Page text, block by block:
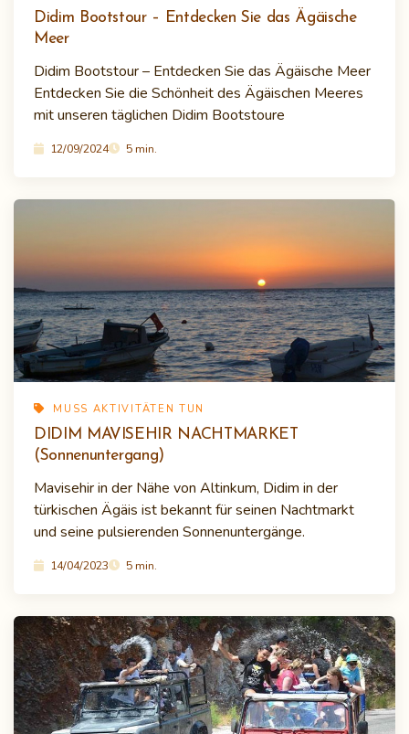
Didim Bootstour – Entdecken Sie das Ägäische
Meer
Didim Bootstour – Entdecken Sie das Ägäische Meer
Entdecken Sie die Schönheit des Ägäischen Meeres
mit unseren täglichen Didim Bootstoure
12/09/2024 5 min.
MUSS AKTIVITÄTEN TUN
DIDIM MAVISEHIR NACHTMARKET
(Sonnenuntergang)
Mavisehir in der Nähe von Altinkum, Didim in der
türkischen Ägäis ist bekannt für seinen Nachtmarkt
und seine pulsierenden Sonnenuntergänge.
14/04/2023 5 min.